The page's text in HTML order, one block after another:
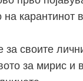
карантинот
за своите
за мирис и